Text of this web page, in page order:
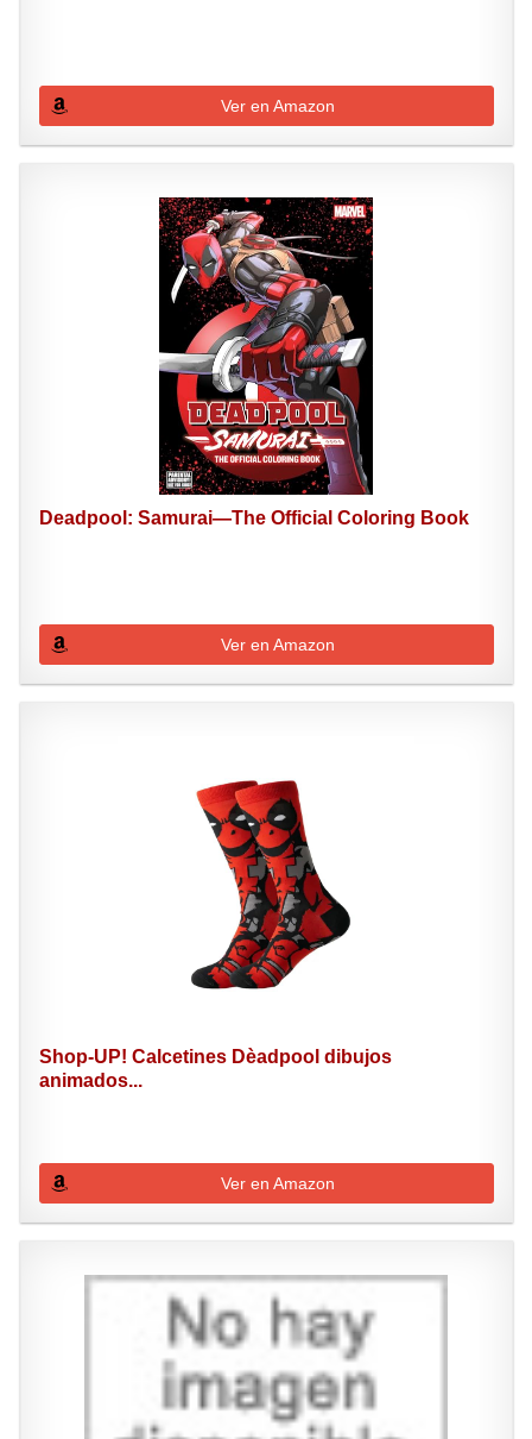
Ver en Amazon
Deadpool: Samurai―The Official Coloring Book
Ver en Amazon
Shop-UP! Calcetines Dèadpool dibujos
animados...
Ver en Amazon